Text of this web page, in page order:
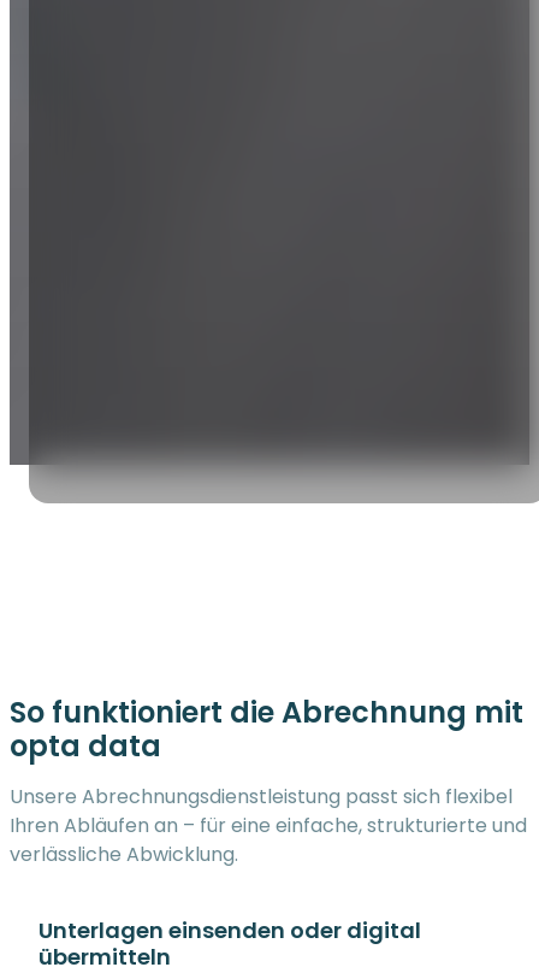
So funktioniert die Abrechnung mit
opta data
Unsere Abrechnungsdienstleistung passt sich flexibel
Ihren Abläufen an – für eine einfache, strukturierte und
verlässliche Abwicklung.
Unterlagen einsenden oder digital
übermitteln